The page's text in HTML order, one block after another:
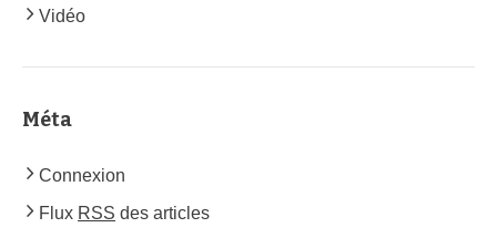
Vidéo
Méta
Connexion
Flux RSS des articles